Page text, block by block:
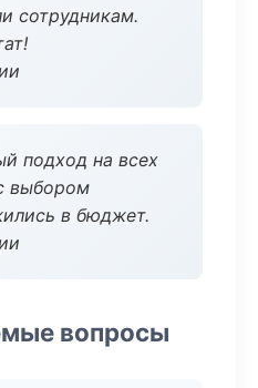
сотрудникам.
подход на всех
выбором
в бюджет.
вопросы